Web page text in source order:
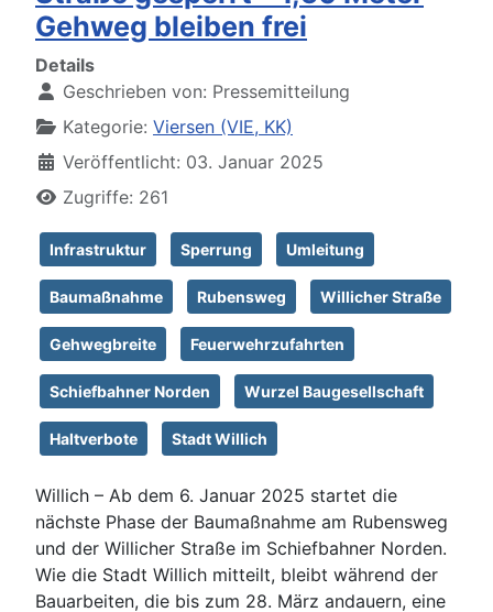
Gehweg bleiben frei
Details
Geschrieben von: Pressemitteilung
Kategorie: Viersen (VIE, KK)
Veröffentlicht: 03. Januar 2025
Zugriffe: 261
Infrastruktur Sperrung Umleitung
Baumaßnahme Rubensweg Willicher Straße
Gehwegbreite Feuerwehrzufahrten
Schiefbahner Norden Wurzel Baugesellschaft
Haltverbote Stadt Willich
Willich – Ab dem 6. Januar 2025 startet die
nächste Phase der Baumaßnahme am Rubensweg
und der Willicher Straße im Schiefbahner Norden.
Wie die Stadt Willich mitteilt, bleibt während der
Bauarbeiten, die bis zum 28. März andauern, eine